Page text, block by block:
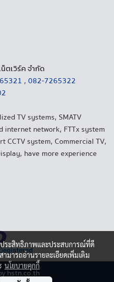
ตเวิร์ค จำกัด
, 082-7265322
TV systems, SMATV
internet network, FTTx system
CCTV system, Commercial TV,
have more experience
hstn.co.th
ประสิทธิภาพและประสบการณ์ที่ดี
ามารถอ่านรายละเอียดเพิ่มเติม
นโยบายคุกกี้